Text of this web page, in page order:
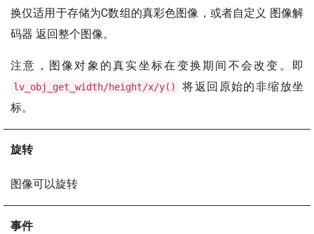
换仅适用于存储为C数组的真彩色图像，或者自定义 图像解
码器 返回整个图像。
注意，图像对象的真实坐标在变换期间不会改变。即
lv_obj_get_width/height/x/y()
将返回原始的非缩放坐
标。
旋转
图像可以旋转
事件